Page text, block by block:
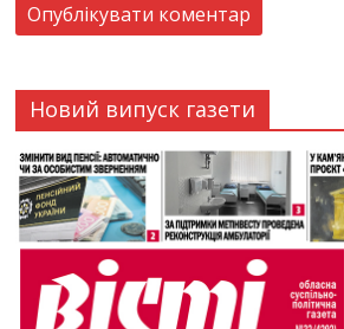
Новий випуск газети